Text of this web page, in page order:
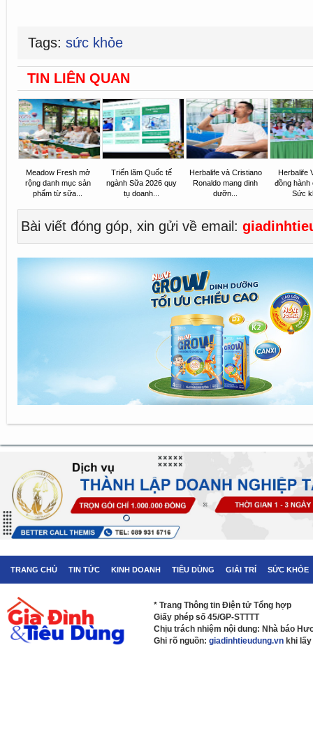
Tags: sức khỏe
TIN LIÊN QUAN
Meadow Fresh mở
rộng danh mục sản
phẩm từ sữa...
Triển lãm Quốc tế
ngành Sữa 2026 quy
tụ doanh...
Herbalife và Cristiano
Ronaldo mang dinh
dưỡn...
Herbalife
đồng hành
Sức
Bài viết đóng góp, xin gửi về email:
TRANG CHỦ TIN TỨC KINH DOANH TIÊU DÙNG GIẢI TRÍ SỨC KHỎE
* Trang Thông tin Điện tử Tổng hợp
Giấy phép số 45/GP-STTTT
Chịu trách nhiệm nội dung: Nhà báo
Ghi rõ nguồn: giadinhtieudung.vn khi